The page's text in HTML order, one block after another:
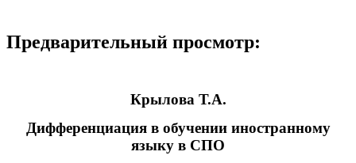
Предварительный просмотр:
Крылова Т.А.
Дифференциация в обучении иностранному
языку в СПО